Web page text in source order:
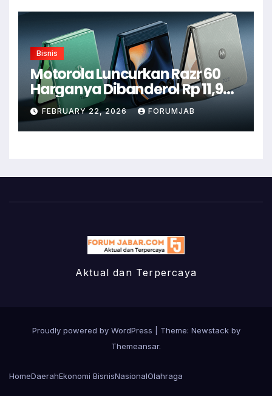
Bisnis
Motorola Luncurkan Razr 60
Harganya Dibanderol Rp 11,9
Juta
FEBRUARY 22, 2026 FORUMJAB
Aktual dan Terpercaya
Proudly powered by WordPress Theme: Newstackby
Themeansar.
HomeDaerahEkonomi BisnisNasionalOlahraga